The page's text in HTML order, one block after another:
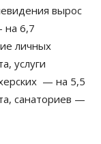
вырос
на 6,7
личных
услуги
— на 5,5
санаториев —